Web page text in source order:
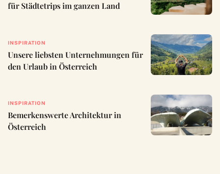
für Städtetrips im ganzen Land
INSPIRATION
Unsere liebsten Unternehmungen für
den Urlaub in Österreich
INSPIRATION
Bemerkenswerte Architektur in
Österreich